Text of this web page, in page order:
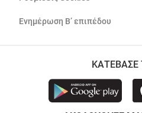
Ενημέρωση Β’ επιπέδου
ΚΑΤΕΒΑΣΕ